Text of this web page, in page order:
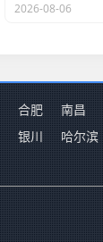
2026-08-06
合肥 南昌
银川 哈尔滨